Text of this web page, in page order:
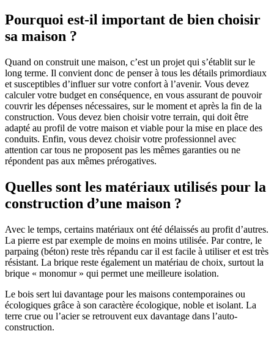
Pourquoi est-il important de bien choisir
sa maison ?
Quand on construit une maison, c’est un projet qui s’établit sur le
long terme. Il convient donc de penser à tous les détails primordiaux
et susceptibles d’influer sur votre confort à l’avenir. Vous devez
calculer votre budget en conséquence, en vous assurant de pouvoir
couvrir les dépenses nécessaires, sur le moment et après la fin de la
construction. Vous devez bien choisir votre terrain, qui doit être
adapté au profil de votre maison et viable pour la mise en place des
conduits. Enfin, vous devez choisir votre professionnel avec
attention car tous ne proposent pas les mêmes garanties ou ne
répondent pas aux mêmes prérogatives.
Quelles sont les matériaux utilisés pour la
construction d’une maison ?
Avec le temps, certains matériaux ont été délaissés au profit d’autres.
La pierre est par exemple de moins en moins utilisée. Par contre, le
parpaing (béton) reste très répandu car il est facile à utiliser et est très
résistant. La brique reste également un matériau de choix, surtout la
brique « monomur » qui permet une meilleure isolation.
Le bois sert lui davantage pour les maisons contemporaines ou
écologiques grâce à son caractère écologique, noble et isolant. La
terre crue ou l’acier se retrouvent eux davantage dans l’auto-
construction.